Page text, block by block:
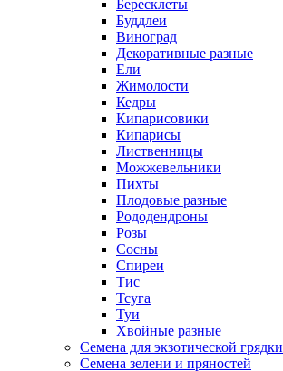
Бересклеты
Буддлеи
Виноград
Декоративные разные
Ели
Жимолости
Кедры
Кипарисовики
Кипарисы
Лиственницы
Можжевельники
Пихты
Плодовые разные
Рододендроны
Розы
Сосны
Спиреи
Тис
Тсуга
Туи
Хвойные разные
Семена для экзотической грядки
Семена зелени и пряностей